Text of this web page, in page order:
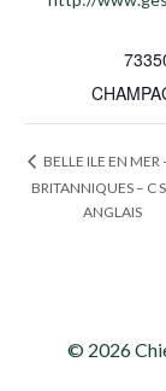
BELLE ILE EN MER
BRITANNIQUES – C
ANGLAIS
© 2026